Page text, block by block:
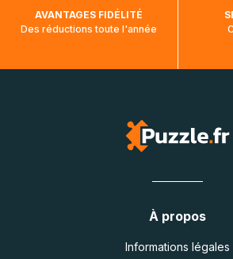
AVANTAGES FIDÉLITÉ
Des réductions toute l'année
À propos
Informations légales